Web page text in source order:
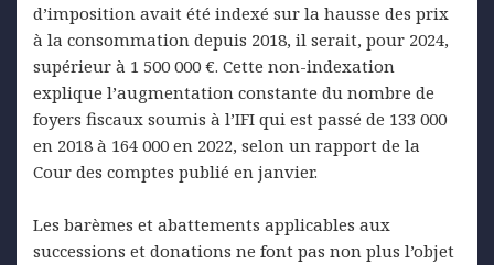
d’imposition avait été indexé sur la hausse des prix
à la consommation depuis 2018, il serait, pour 2024,
supérieur à 1 500 000 €. Cette non-indexation
explique l’augmentation constante du nombre de
foyers fiscaux soumis à l’IFI qui est passé de 133 000
en 2018 à 164 000 en 2022, selon un rapport de la
Cour des comptes publié en janvier.
Les barèmes et abattements applicables aux
successions et donations ne font pas non plus l’objet